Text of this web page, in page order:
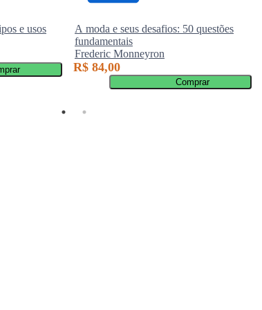
e usos
A moda e seus desafios: 50 questões
fundamentais
Frederic Monneyron
R$ 84,00
Comprar